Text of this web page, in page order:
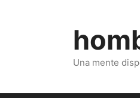
Una mente